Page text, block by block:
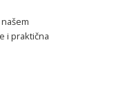
i praktična